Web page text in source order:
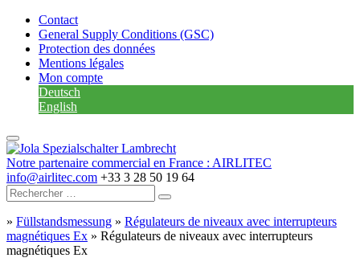
Contact
General Supply Conditions (GSC)
Protection des données
Mentions légales
Mon compte
Deutsch
English
Notre partenaire commercial en France : AIRLITEC
info@airlitec.com +33 3 28 50 19 64
» Füllstandsmessung » Régulateurs de niveaux avec interrupteurs
magnétiques Ex » Régulateurs de niveaux avec interrupteurs
magnétiques Ex